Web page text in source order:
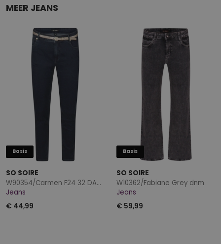
MEER JEANS
Basis
SO SOIRE
W90354/Carmen F24 32 DARK DENIM
Jeans
€ 44,99
Basis
SO SOIRE
W10362/Fabiane Grey dnm
Jeans
€ 59,99